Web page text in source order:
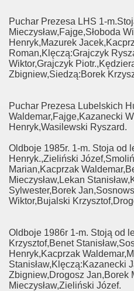
Puchar Prezesa LHS 1-
Mieczysław,Fajge,Słoboda
Henryk,Mazurek
Roman,Klęczą:Grajczyk
Wiktor,Grajczyk
Zbigniew,Siedzą:Borek
Puchar Prezesa Lubelskich
Waldemar,Fajge,Kazanecki
Henryk,Wasilewski Ryszard.
Oldboje 1985r. 1-m. Stoja od
Henryk.,Zieliński
Marian,Kacprzak
Mieczysław,Lekan
Sylwester,Borek
Wiktor,Bujalski
Oldboje 1986r 1-m. Stoją od
Krzysztof,Benet
Henryk,Kacprzak
Stanisław,Klęczą:Kazanecki
Zbigniew,Drogosz Jan,Borek
Mieczysław,Zieliński Józef.